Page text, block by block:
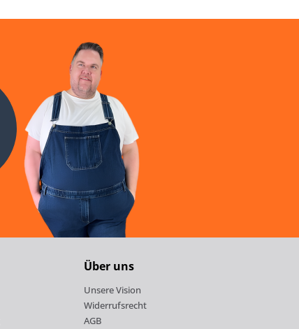
Über uns
Unsere Vision
Widerrufsrecht
AGB